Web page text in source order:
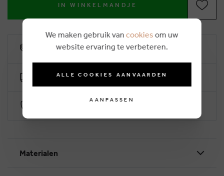
IN WINKELMANDJE
10% klantenkorting
Gratis levering vanaf €50 (2-4 werkdagen)
Materialen
We maken gebruik van cookies om uw
website ervaring te verbeteren.
ALLE COOKIES AANVAARDEN
AANPASSEN